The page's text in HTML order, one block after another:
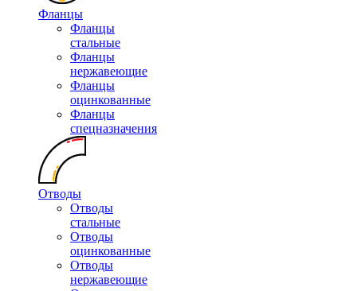
Фланцы
Фланцы
стальные
Фланцы
нержавеющие
Фланцы
оцинкованные
Фланцы
спецназначения
Отводы
Отводы
стальные
Отводы
оцинкованные
Отводы
нержавеющие